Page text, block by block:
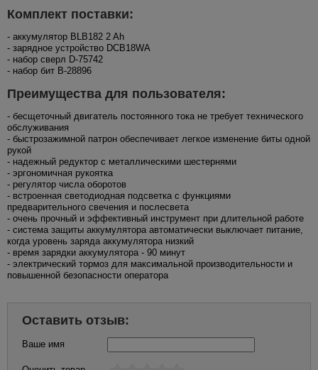
Комплект поставки:
- аккумулятор BLB182 2 Ah
- зарядное устройство DCB18WA
- набор сверл D-75742
- набор бит B-28896
Преимущества для пользователя:
- бесщеточный двигатель постоянного тока не требует технического
обслуживания
- быстрозажимной патрон обеспечивает легкое изменение биты одной
рукой
- надежный редуктор с металлическими шестернями
- эргономичная рукоятка
- регулятор числа оборотов
- встроенная светодиодная подсветка с функциями
предварительного свечения и послесвета
- очень прочный и эффективный инструмент при длительной работе
- система защиты аккумулятора автоматически выключает питание,
когда уровень заряда аккумулятора низкий
- время зарядки аккумулятора - 90 минут
- электрический тормоз для максимальной производительности и
повышенной безопасности оператора
Оставить отзыв:
Ваше имя